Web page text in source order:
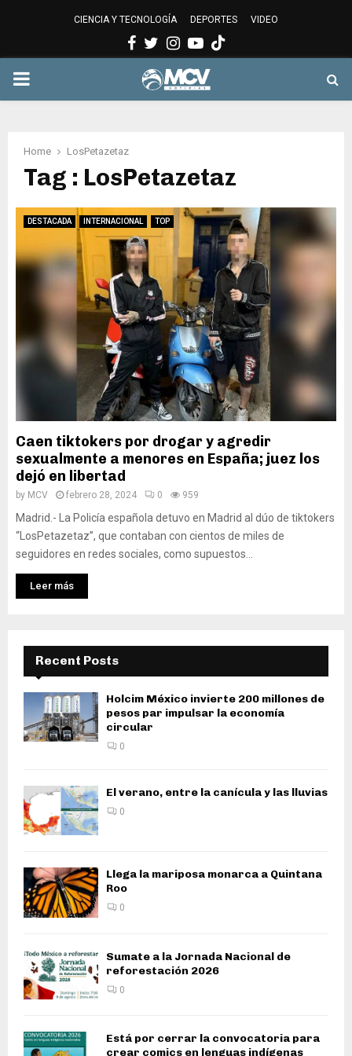
CIENCIA Y TECNOLOGÍA DEPORTES VIDEO
Facebook
Twitter
Instagram
Youtube
PRIMARY
Home LosPetazetaz
Tag : LosPetazetaz
DESTACADA INTERNACIONAL TOP
Caen tiktokers por drogar y agredir
sexualmente a menores en España; juez los
dejó en libertad
by MCV febrero 28, 2024 0 959
Madrid.- La Policía española detuvo en Madrid al dúo de tiktokers
“LosPetazetaz”, que contaban con cientos de miles de
seguidores en redes sociales, como supuestos...
Leer más
Recent Posts
Holcim México invierte 200 millones de
pesos par impulsar la economía
circular
0
El verano, entre la canícula y las lluvias
0
Llega la mariposa monarca a Quintana
Roo
0
Sumate a la Jornada Nacional de
reforestación 2026
0
Está por cerrar la convocatoria para
crear comics en lenguas indígenas